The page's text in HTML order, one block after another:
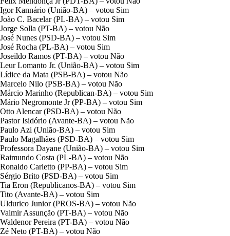
Igor Kannário (União-BA) – votou Sim
João C. Bacelar (PL-BA) – votou Sim
Jorge Solla (PT-BA) – votou Não
José Nunes (PSD-BA) – votou Sim
José Rocha (PL-BA) – votou Sim
Joseildo Ramos (PT-BA) – votou Não
Leur Lomanto Jr. (União-BA) – votou Sim
Lídice da Mata (PSB-BA) – votou Não
Marcelo Nilo (PSB-BA) – votou Não
Márcio Marinho (Republican-BA) – votou Sim
Mário Negromonte Jr (PP-BA) – votou Sim
Otto Alencar (PSD-BA) – votou Não
Pastor Isidório (Avante-BA) – votou Não
Paulo Azi (União-BA) – votou Sim
Paulo Magalhães (PSD-BA) – votou Sim
Professora Dayane (União-BA) – votou Sim
Raimundo Costa (PL-BA) – votou Não
Ronaldo Carletto (PP-BA) – votou Sim
Sérgio Brito (PSD-BA) – votou Sim
Tia Eron (Republicanos-BA) – votou Sim
Tito (Avante-BA) – votou Sim
Uldurico Junior (PROS-BA) – votou Não
Valmir Assunção (PT-BA) – votou Não
Waldenor Pereira (PT-BA) – votou Não
Zé Neto (PT-BA) – votou Não